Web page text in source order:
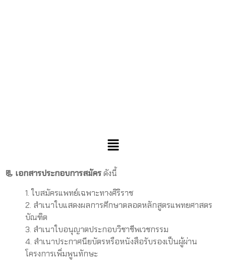
📃 เอกสารประกอบการสมัครดังนี้
1. ใบสมัครแพทย์เฉพาะทางศิริราช
2. สำเนาใบแสดงผลการศึกษาตลอดหลักสูตรแพทยศาสตร
บัณฑิต
3. สำเนาใบอนุญาตประกอบวิชาชีพเวชกรรม
4. สำเนาประกาศนียบัตรหรือหนังสือรับรองเป็นผู้ผ่าน
โครงการเพิ่มพูนทักษะ